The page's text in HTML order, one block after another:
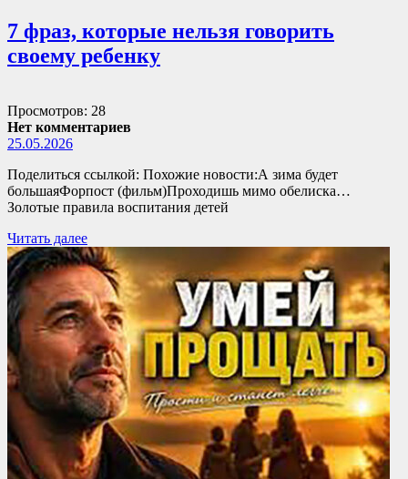
7 фраз, которые нельзя говорить
своему ребенку
Просмотров: 28
Нет комментариев
25.05.2026
Поделиться ссылкой: Похожие новости:А зима будет
большаяФорпост (фильм)Проходишь мимо обелиска…
Золотые правила воспитания детей
Читать далее